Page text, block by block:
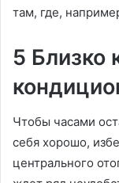
там, где,
5 Близко
Чтобы часами
себя хорошо,
центрального